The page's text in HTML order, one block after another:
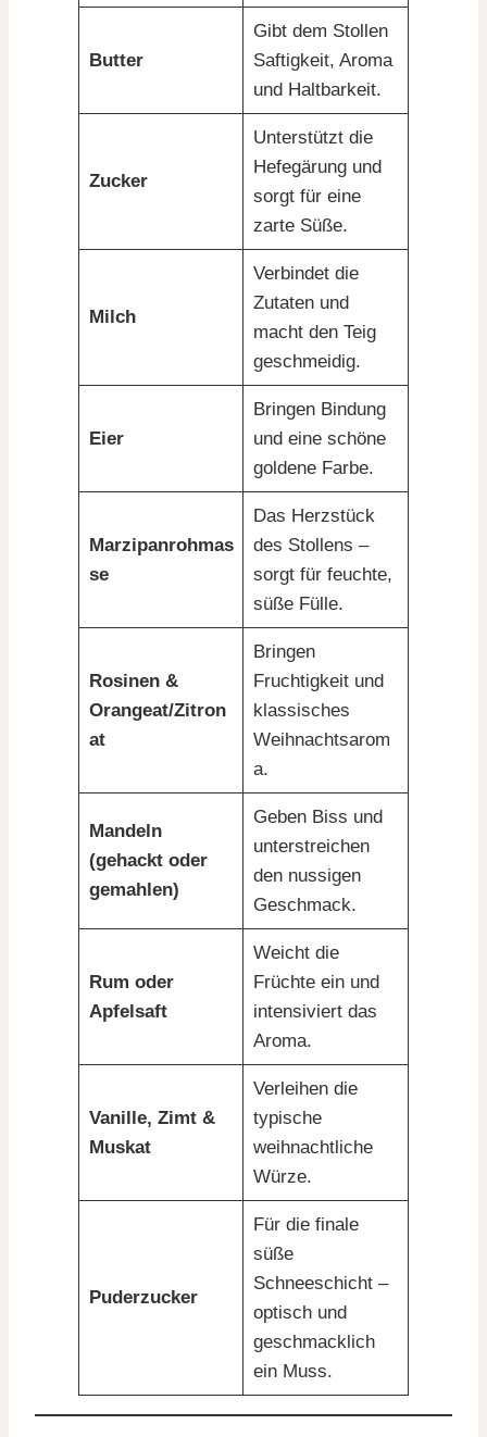
Butter
Gibt dem Stollen
Saftigkeit, Aroma
und Haltbarkeit.
Zucker
Unterstützt die
Hefegärung und
sorgt für eine
zarte Süße.
Milch
Verbindet die
Zutaten und
macht den Teig
geschmeidig.
Eier
Bringen Bindung
und eine schöne
goldene Farbe.
Marzipanrohmas
se
Das Herzstück
des Stollens –
sorgt für feuchte,
süße Fülle.
Rosinen &
Orangeat/Zitron
at
Bringen
Fruchtigkeit und
klassisches
Weihnachtsarom
a.
Mandeln
(gehackt oder
gemahlen)
Geben Biss und
unterstreichen
den nussigen
Geschmack.
Rum oder
Apfelsaft
Weicht die
Früchte ein und
intensiviert das
Aroma.
Vanille, Zimt &
Muskat
Verleihen die
typische
weihnachtliche
Würze.
Puderzucker
Für die finale
süße
Schneeschicht –
optisch und
geschmacklich
ein Muss.